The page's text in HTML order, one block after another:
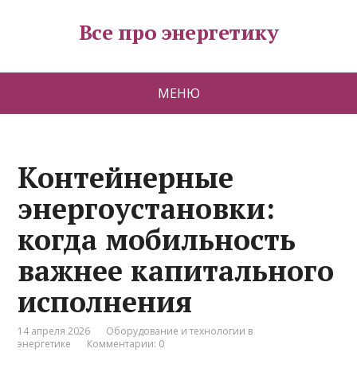
Все про энергетику
МЕНЮ
Контейнерные
энергоустановки:
когда мобильность
важнее капитального
исполнения
14 апреля 2026
Оборудование и технологии в
энергетике
Комментарии: 0